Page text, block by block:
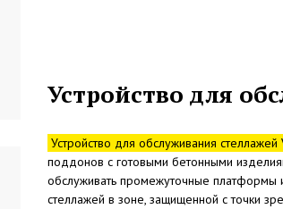
Устройство для
Устройство для обслуживания
поддонов с готовыми бетонными
обслуживать промежуточные платформы
стеллажей в зоне, защищенной с точки